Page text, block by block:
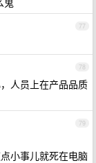
77
78
人员上在产品品质
79
小事儿就死在电脑